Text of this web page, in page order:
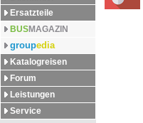
Ersatzteile
BUSMAGAZIN
groupedia
Katalogreisen
Forum
Leistungen
Service